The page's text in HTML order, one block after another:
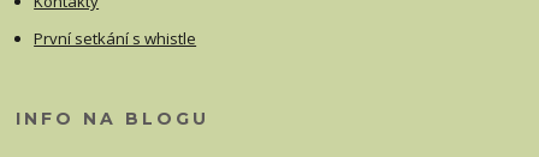
První setkání s whistle
INFO NA BLOGU